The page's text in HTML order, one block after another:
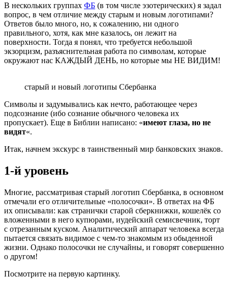
В нескольких группах ФБ (в том числе эзотерических) я задал
вопрос, в чем отличие между старым и новым логотипами?
Ответов было много, но, к сожалению, ни одного
правильного, хотя, как мне казалось, он лежит на
поверхности. Тогда я понял, что требуется небольшой
экзорцизм, разъяснительная работа по символам, которые
окружают нас КАЖДЫЙ ДЕНЬ, но которые мы НЕ ВИДИМ!
старый и новый логотипы Сбербанка
Символы и задумывались как нечто, работающее через
подсознание (ибо сознание обычного человека их
пропускает). Еще в Библии написано: «имеют глаза, но не
видят«.
Итак, начнем экскурс в таинственный мир банковских знаков.
1-й уровень
Многие, рассматривая старый логотип Сбербанка, в основном
отмечали его отличительные «полосочки». В ответах на ФБ
их описывали: как странички старой сберкнижки, кошелёк со
вложенными в него купюрами, иудейский семисвечник, торт
с отрезанным куском. Аналитический аппарат человека всегда
пытается связать видимое с чем-то знакомым из обыденной
жизни. Однако полосочки не случайны, и говорят совершенно
о другом!
Посмотрите на первую картинку.